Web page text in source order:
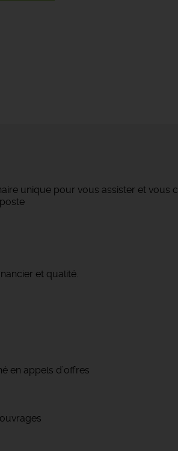
unique pour vous assister et vous
et qualité.
en appels d’offres